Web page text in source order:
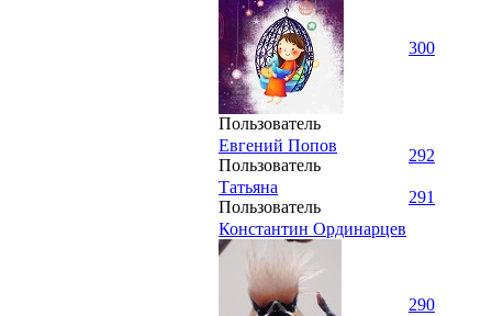
Пользователь
300
Евгений Попов
Пользователь
292
Татьяна
Пользователь
291
Константин Ординарцев
290